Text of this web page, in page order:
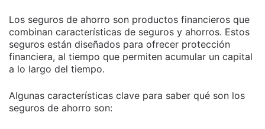
Los seguros de ahorro son productos financieros que
combinan características de seguros y ahorros. Estos
seguros están diseñados para ofrecer protección
financiera, al tiempo que permiten acumular un capital
a lo largo del tiempo.
Algunas características clave para saber qué son los
seguros de ahorro son: